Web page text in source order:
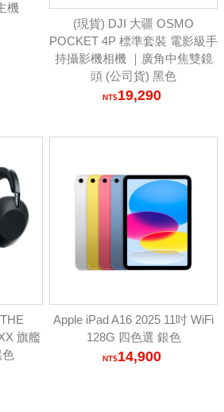
機
(現貨) DJI 大疆 OSMO
POCKET 4P 標準套裝 電影級手
持攝影機相機 ｜廣角中焦雙鏡
頭 (公司貨) 黑色
19,290
旗艦
Apple iPad A16 2025 11吋 WiFi
128G 四色選 銀色
14,900